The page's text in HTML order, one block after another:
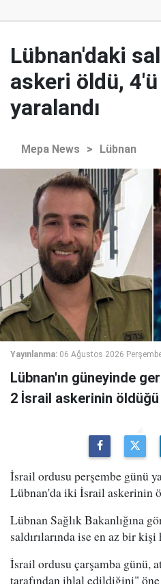
Lübnan'daki
askeri öldü, 4'ü
yaralandı
Mepa News > Lübnan
Yayınlanma: 06 Ağustos 2026
Lübnan'ın güneyinde
2 İsrail askerinin
İsrail ordusu perşembe günü
Lübnan'da iki İsrail askerinin
Lübnan Sağlık Bakanlığına
saldırılarında ise en az bir kişi
İsrail ordusu çarşamba günü,
tarafından ihlal edildiğini"